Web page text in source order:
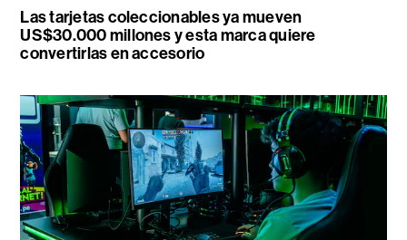
Las tarjetas coleccionables ya mueven
US$30.000 millones y esta marca quiere
convertirlas en accesorio